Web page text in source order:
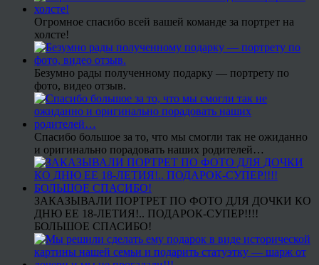
Огромное спасибо всей вашей команде за портрет на
холсте!
Безумно рады полученному подарку — портрету по
фото, видео отзыв.
Спасибо большое за то, что мы смогли так не ожиданно
и оригинально порадовать наших родителей…
ЗАКАЗЫВАЛИ ПОРТРЕТ ПО ФОТО ДЛЯ ДОЧКИ КО
ДНЮ ЕЕ 18-ЛЕТИЯ!.. ПОДАРОК-СУПЕР!!!!
БОЛЬШОЕ СПАСИБО!